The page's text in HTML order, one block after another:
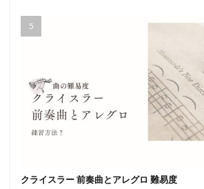
クライスラー 前奏曲とアレグロ 難易度